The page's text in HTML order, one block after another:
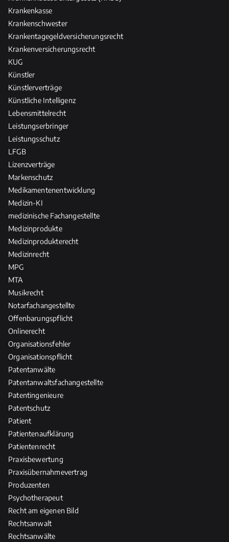
Krankenkasse
Krankenschwester
Krankentagegeldversicherungsrecht
Krankenversicherungsrecht
KUG
Künstler
Künstlerverträge
Künstliche Intelligenz
Lebensmittelrecht
Leistungserbringer
Leistungsschutz
LFGB
Lizenzverträge
Markenschutz
Medikamentenentwicklung
Medizin-KI
medizinische Fachangestellte
Medizinprodukte
Medizinprodukterecht
Medizinrecht
MPG
MTA
Musikrecht
Notarfachangestellte
Offenbarungspflicht
Onlinerecht
Organisationsfehler
Organisationspflicht
Patentanwälte
Patentanwaltsfachangestellte
Patentingenieure
Patentschutz
Patient
Patientenaufklärung
Patientenrecht
Praxisbewertung
Praxisübernahmevertrag
Produzenten
Psychotherapeut
Recht am eigenen Bild
Rechtsanwalt
Rechtsanwälte